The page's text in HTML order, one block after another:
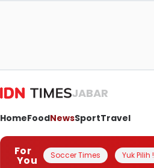
JABAR
HomeFoodNewsSportTravel
For
You Soccer Times Yuk Pilih !